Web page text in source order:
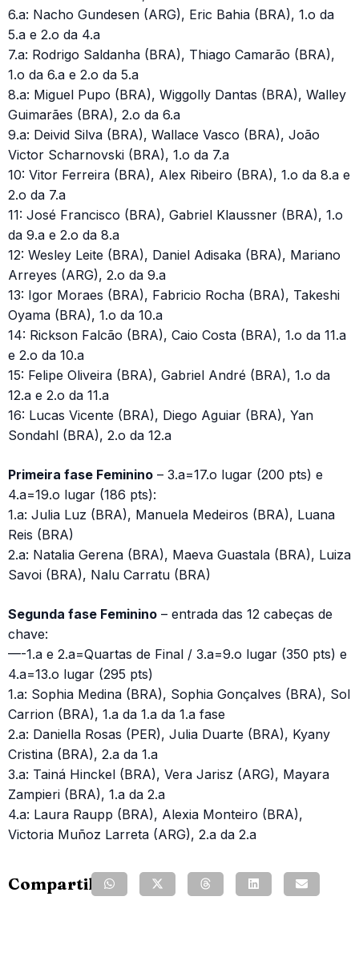
6.a: Nacho Gundesen (ARG), Eric Bahia (BRA), 1.o da
5.a e 2.o da 4.a
7.a: Rodrigo Saldanha (BRA), Thiago Camarão (BRA),
1.o da 6.a e 2.o da 5.a
8.a: Miguel Pupo (BRA), Wiggolly Dantas (BRA), Walley
Guimarães (BRA), 2.o da 6.a
9.a: Deivid Silva (BRA), Wallace Vasco (BRA), João
Victor Scharnovski (BRA), 1.o da 7.a
10: Vitor Ferreira (BRA), Alex Ribeiro (BRA), 1.o da 8.a e
2.o da 7.a
11: José Francisco (BRA), Gabriel Klaussner (BRA), 1.o
da 9.a e 2.o da 8.a
12: Wesley Leite (BRA), Daniel Adisaka (BRA), Mariano
Arreyes (ARG), 2.o da 9.a
13: Igor Moraes (BRA), Fabricio Rocha (BRA), Takeshi
Oyama (BRA), 1.o da 10.a
14: Rickson Falcão (BRA), Caio Costa (BRA), 1.o da 11.a
e 2.o da 10.a
15: Felipe Oliveira (BRA), Gabriel André (BRA), 1.o da
12.a e 2.o da 11.a
16: Lucas Vicente (BRA), Diego Aguiar (BRA), Yan
Sondahl (BRA), 2.o da 12.a
Primeira fase Feminino – 3.a=17.o lugar (200 pts) e
4.a=19.o lugar (186 pts):
1.a: Julia Luz (BRA), Manuela Medeiros (BRA), Luana
Reis (BRA)
2.a: Natalia Gerena (BRA), Maeva Guastala (BRA), Luiza
Savoi (BRA), Nalu Carratu (BRA)
Segunda fase Feminino – entrada das 12 cabeças de
chave:
—-1.a e 2.a=Quartas de Final / 3.a=9.o lugar (350 pts) e
4.a=13.o lugar (295 pts)
1.a: Sophia Medina (BRA), Sophia Gonçalves (BRA), Sol
Carrion (BRA), 1.a da 1.a da 1.a fase
2.a: Daniella Rosas (PER), Julia Duarte (BRA), Kyany
Cristina (BRA), 2.a da 1.a
3.a: Tainá Hinckel (BRA), Vera Jarisz (ARG), Mayara
Zampieri (BRA), 1.a da 2.a
4.a: Laura Raupp (BRA), Alexia Monteiro (BRA),
Victoria Muñoz Larreta (ARG), 2.a da 2.a
Compartilhe: